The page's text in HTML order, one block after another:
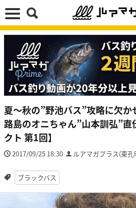
夏〜秋の”野池バス”攻略に欠
路島のオニちゃん”山本訓弘”直
クト 第1回】
2017/09/25 18:30 ルアマガプラス(東孔
ブラックバス